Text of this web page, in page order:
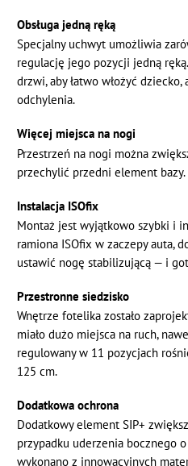
Obsługa jedną ręką
Specjalny uchwyt umożliwia
regulację jego pozycji jedną
drzwi, aby łatwo włożyć
odchylenia.
Więcej miejsca na nogi
Przestrzeń na nogi można
przechylić przedni element bazy.
Instalacja ISOfix
Montaż jest wyjątkowo szybki i
ramiona ISOfix w zaczepy auta,
ustawić nogę stabilizującą — i
Przestronne siedzisko
Wnętrze fotelika zostało
miało dużo miejsca na ruch,
regulowany w 11 pozycjach
125 cm.
Dodatkowa ochrona
Dodatkowy element SIP+
przypadku uderzenia bocznego
wykonano z innowacyjnych